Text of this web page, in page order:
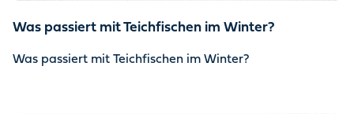
Was passiert mit Teichfischen im Winter?
Was passiert mit Teichfischen im Winter?